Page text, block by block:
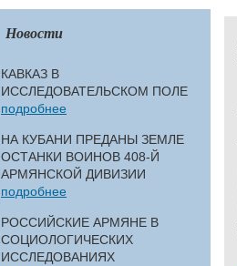
Новости
КАВКАЗ В
ИССЛЕДОВАТЕЛЬСКОМ ПОЛЕ
подробнее
НА КУБАНИ ПРЕДАНЫ ЗЕМЛЕ
ОСТАНКИ ВОИНОВ 408-Й
АРМЯНСКОЙ ДИВИЗИИ
подробнее
РОССИЙСКИЕ АРМЯНЕ В
СОЦИОЛОГИЧЕСКИХ
ИССЛЕДОВАНИЯХ